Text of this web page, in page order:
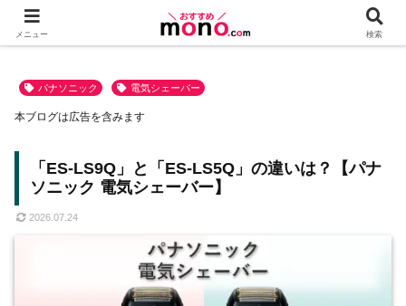
パナソニック 電気シェーバー
「ES-LS9Q」と「ES-LS5Q」の違いは？【パナ
ソニック 電気シェーバー】
2026.07.24
本ブログは広告を含みます
メニュー 検索